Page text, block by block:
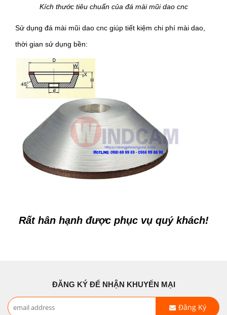
Kích thước tiêu chuẩn của đá mài mũi dao cnc
Sử dụng đá mài mũi dao cnc giúp tiết kiệm chi phí mài dao,
thời gian sử dụng bền:
Rất hân hạnh được phục vụ quý khách!
ĐĂNG KÝ ĐỂ NHẬN KHUYẾN MẠI
Đăng Ký